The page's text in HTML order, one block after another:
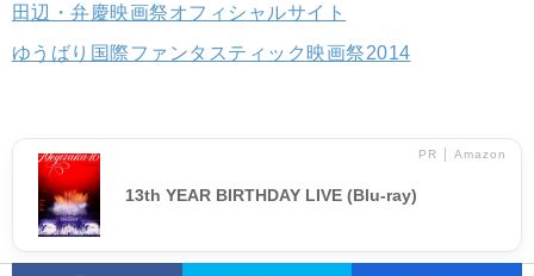
田辺・弁慶映画祭オフィシャルサイト
ゆうばり国際ファンタスティック映画祭2014
PR │ Amazon
13th YEAR BIRTHDAY LIVE (Blu-ray)